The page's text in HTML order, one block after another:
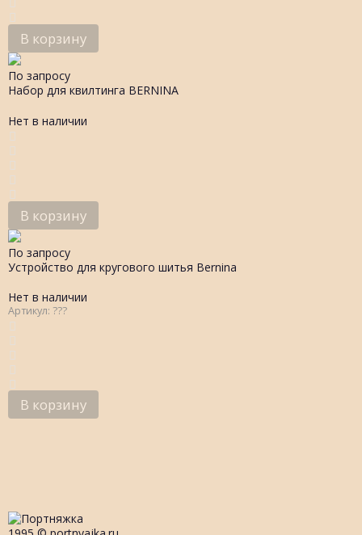
В корзину
По запросу
Набор для квилтинга BERNINA
Нет в наличии
В корзину
По запросу
Устройство для кругового шитья Bernina
Нет в наличии
Артикул: ???
В корзину